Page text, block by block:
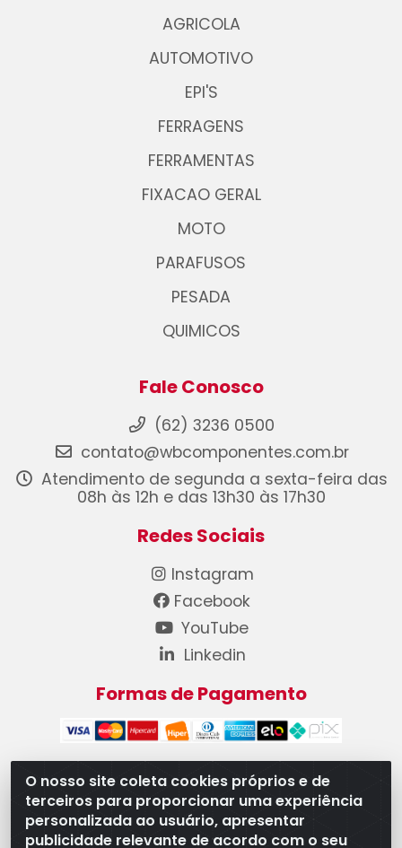
O nosso site coleta cookies próprios e de
terceiros para proporcionar uma experiência
personalizada ao usuário, apresentar
publicidade relevante de acordo com o seu
AGRICOLA
AUTOMOTIVO
EPI'S
FERRAGENS
FERRAMENTAS
FIXACAO GERAL
MOTO
PARAFUSOS
PESADA
QUIMICOS
Fale Conosco
(62) 3236 0500
contato@wbcomponentes.com.br
Atendimento de segunda a sexta-feira das
08h às 12h e das 13h30 às 17h30
Redes Sociais
Instagram
Facebook
YouTube
Linkedin
Formas de Pagamento
WB Componentes Automotivos LTDA - CNPJ
08.528.393/0001-12 - Rua do Níquel, 667 - Parque
Oeste Industrial, Goiânia/GO - CEP 74375-660